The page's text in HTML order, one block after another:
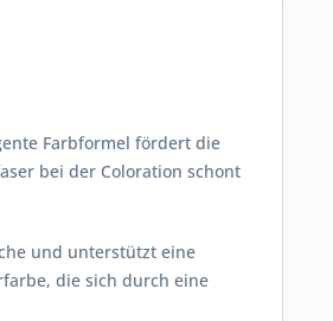
Farbformel fördert die
bei der Coloration schont
und unterstützt eine
die sich durch eine